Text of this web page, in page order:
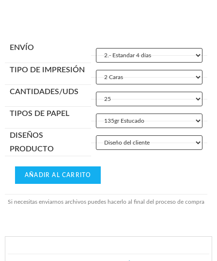
ENVÍO
TIPO DE IMPRESIÓN
CANTIDADES/UDS
TIPOS DE PAPEL
DISEÑOS
PRODUCTO
AÑADIR AL CARRITO
Si necesitas enviarnos archivos puedes hacerlo al final del proceso de compra